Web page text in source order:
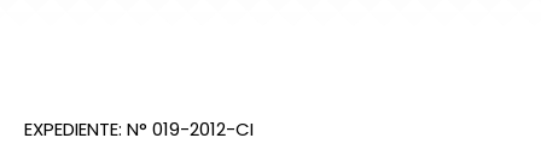
EXPEDIENTE: N° 019-2012-CI